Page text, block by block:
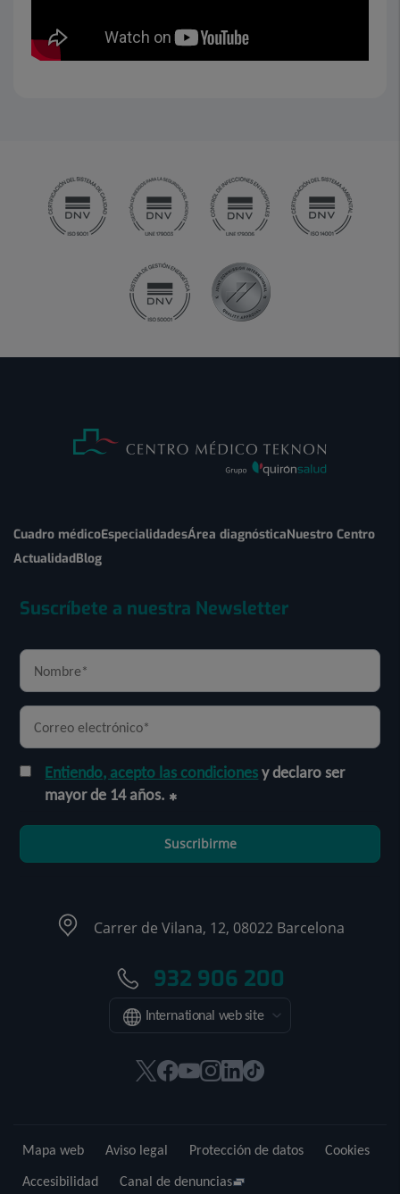
Cuadro médicoEspecialidadesÁrea diagnósticaNuestro Centro
ActualidadBlog
Suscríbete a nuestra Newsletter
Entiendo, acepto las condicionesy declaro ser
mayor de 14 años.
Suscribirme
Carrer de Vilana, 12, 08022 Barcelona
932 906 200
International web site
Este
en
una
Este
en
una
Este
en
una
Este
en
una
Este
en
una
Enlace
externa.
Mapa web Aviso legal Protección de datos
Cookies
Accesibilidad
Canal de denuncias